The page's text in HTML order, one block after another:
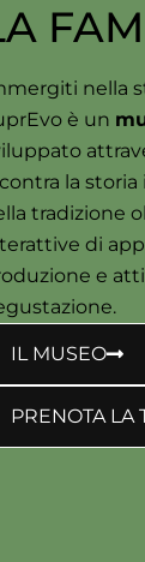
nella
è un
la
tradizione
di
e
IL MUSEO
PRENOTA LA